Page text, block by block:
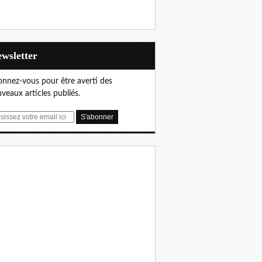
vous pour être averti des
articles publiés.